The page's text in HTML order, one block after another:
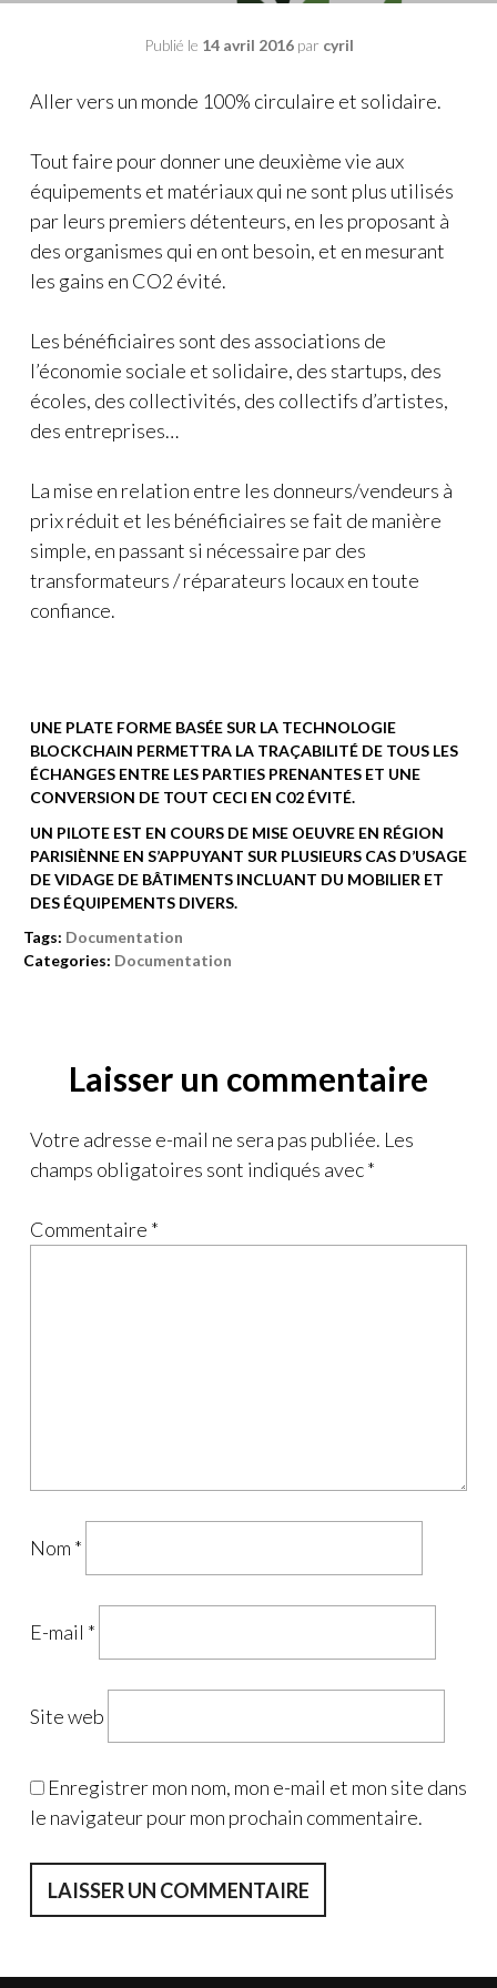
Publié le 14 avril 2016par cyril
Aller vers un monde 100% circulaire et solidaire.
Tout faire pour donner une deuxième vie aux
équipements et matériaux qui ne sont plus utilisés
par leurs premiers détenteurs, en les proposant à
des organismes qui en ont besoin, et en mesurant
les gains en CO2 évité.
Les bénéficiaires sont des associations de
l’économie sociale et solidaire, des startups, des
écoles, des collectivités, des collectifs d’artistes,
des entreprises…
La mise en relation entre les donneurs/vendeurs à
prix réduit et les bénéficiaires se fait de manière
simple, en passant si nécessaire par des
transformateurs / réparateurs locaux en toute
confiance.
UNE PLATE FORME BASÉE SUR LA TECHNOLOGIE
BLOCKCHAIN PERMETTRA LA TRAÇABILITÉ DE TOUS LES
ÉCHANGES ENTRE LES PARTIES PRENANTES ET UNE
CONVERSION DE TOUT CECI EN C02 ÉVITÉ.
UN PILOTE EST EN COURS DE MISE OEUVRE EN RÉGION
PARISIÈNNE EN S’APPUYANT SUR PLUSIEURS CAS D’USAGE
DE VIDAGE DE BÂTIMENTS INCLUANT DU MOBILIER ET
DES ÉQUIPEMENTS DIVERS.
Tags: Documentation
Categories: Documentation
Laisser un commentaire
Votre adresse e-mail ne sera pas publiée. Les
champs obligatoires sont indiqués avec*
Commentaire *
Nom *
E-mail *
Site web
Enregistrer mon nom, mon e-mail et mon site dans
le navigateur pour mon prochain commentaire.